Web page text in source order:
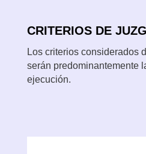
CRITERIOS DE
Los criterios considerados
serán predominantemente
ejecución.